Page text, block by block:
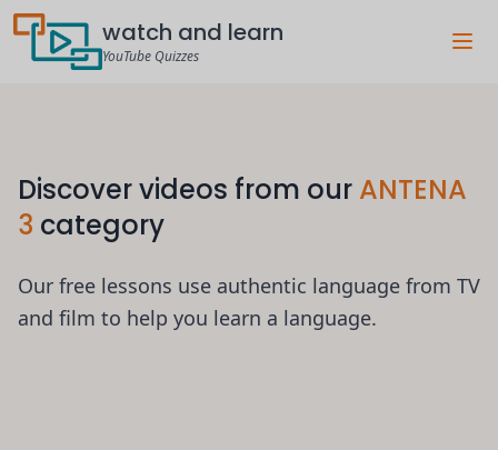
watch and learn
YouTube Quizzes
Discover videos from our ANTENA
3 category
Our free lessons use authentic language from TV
and film to help you learn a language.